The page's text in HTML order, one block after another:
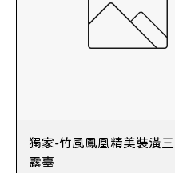
獨家-竹風鳳凰精美裝潢
露臺